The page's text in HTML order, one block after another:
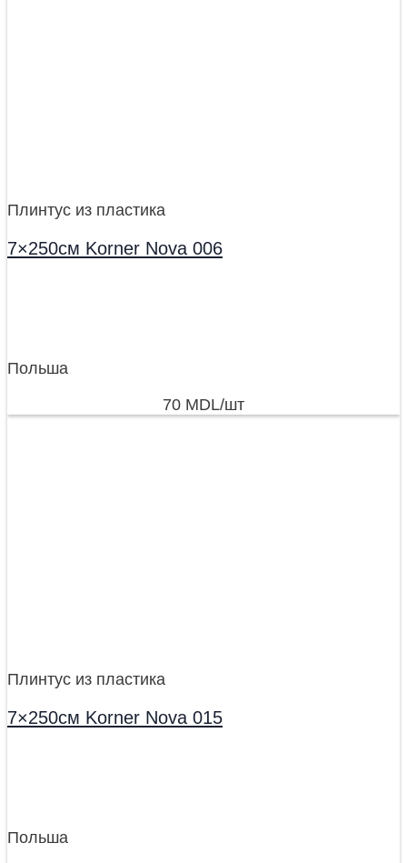
Плинтус из пластика
7×250см Korner Nova 006
Польша
70 MDL/шт
Плинтус из пластика
7×250см Korner Nova 015
Польша